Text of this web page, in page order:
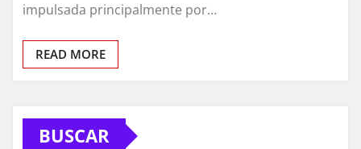
impulsada principalmente por…
READ MORE
BUSCAR